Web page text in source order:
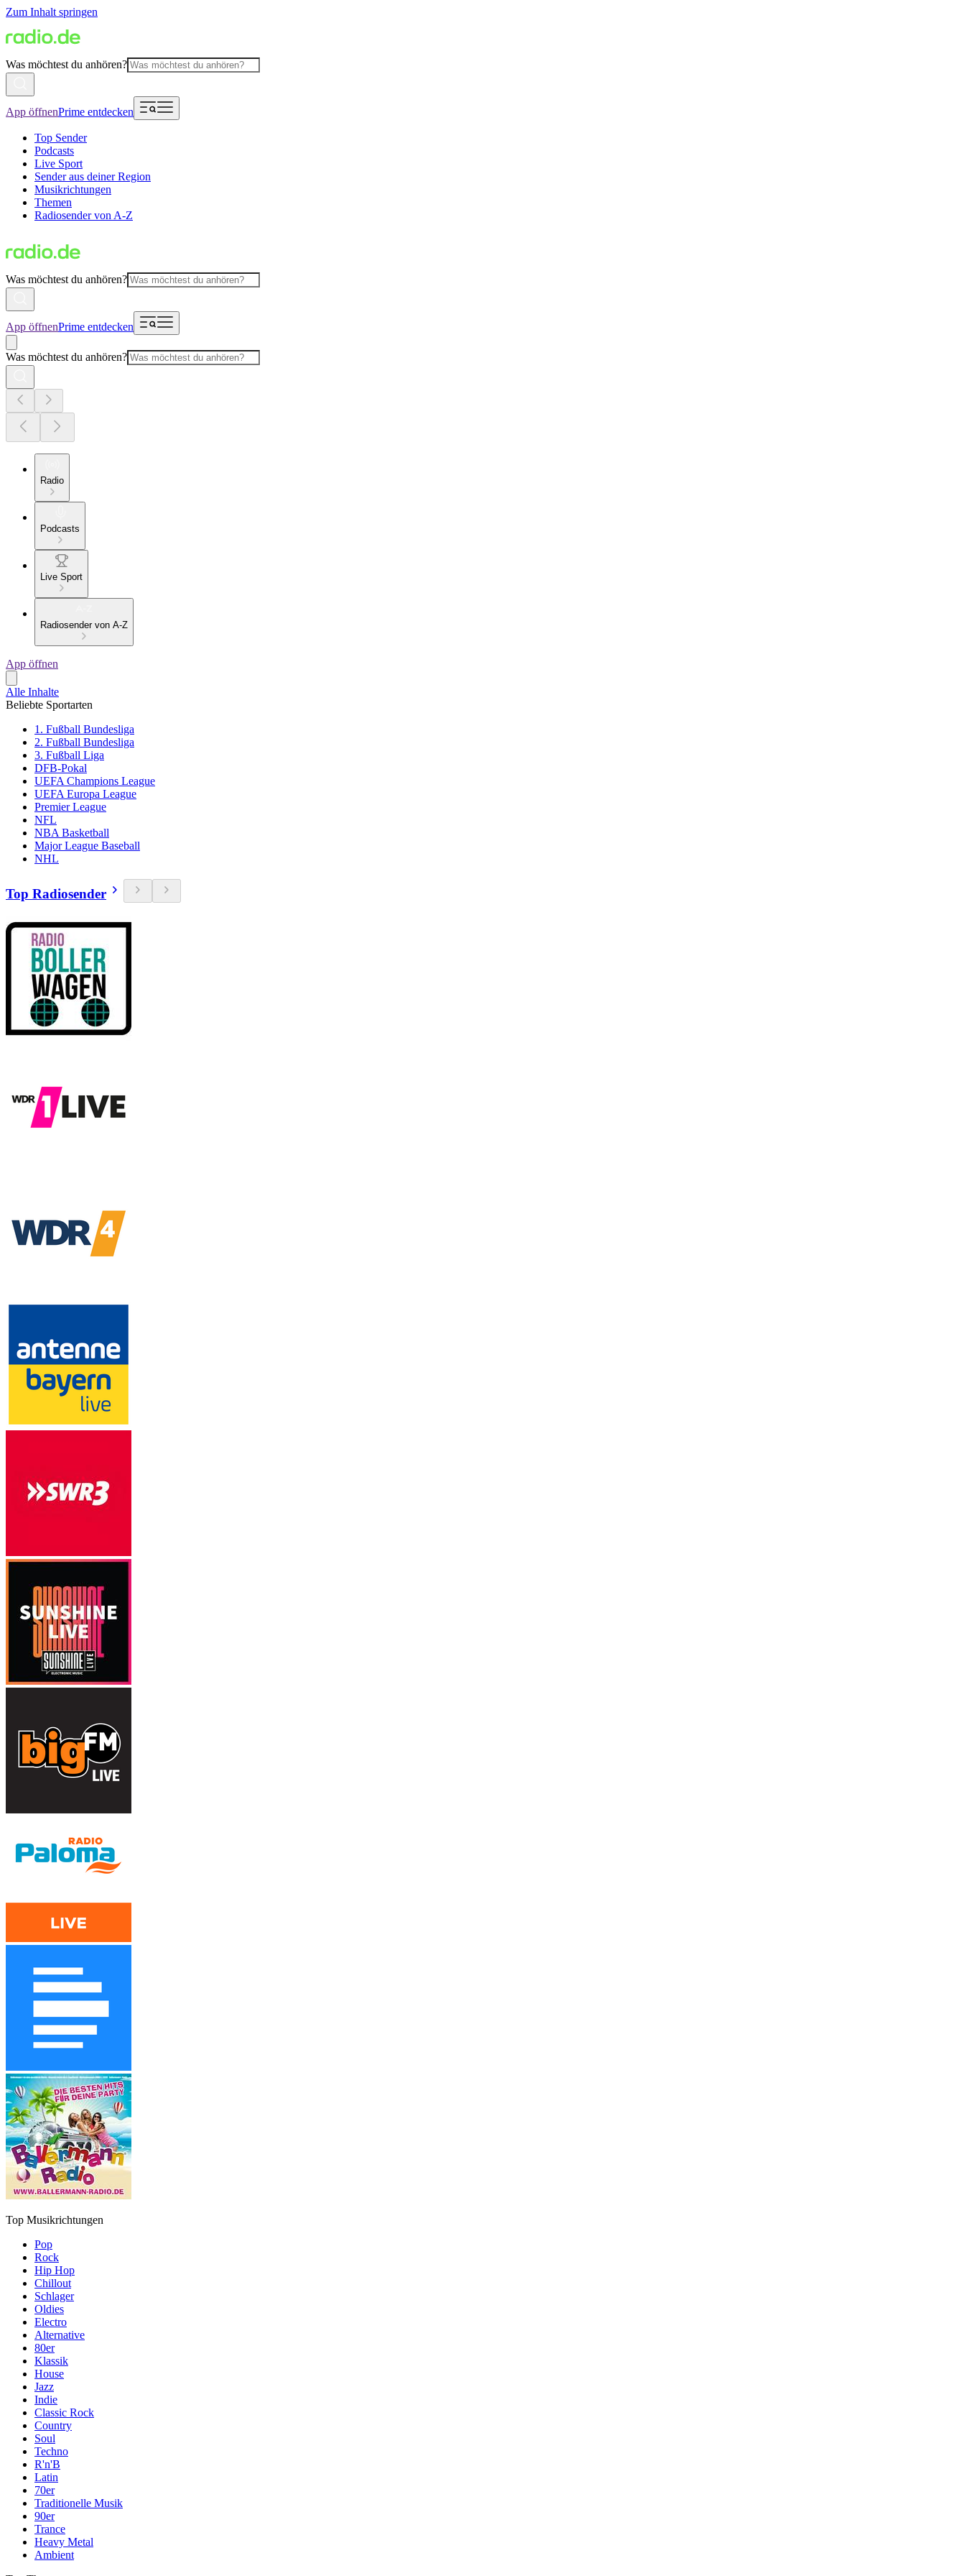
Zum Inhalt springen
Was möchtest du anhören?
App öffnenPrime entdecken
Top Sender
Podcasts
Live Sport
Sender aus deiner Region
Musikrichtungen
Themen
Radiosender von A-Z
Was möchtest du anhören?
App öffnenPrime entdecken
Was möchtest du anhören?
Radio
Podcasts
Live Sport
Radiosender von A-Z
App öffnen
Alle Inhalte
Beliebte Sportarten
1. Fußball Bundesliga
2. Fußball Bundesliga
3. Fußball Liga
DFB-Pokal
UEFA Champions League
UEFA Europa League
Premier League
NFL
NBA Basketball
Major League Baseball
NHL
Top Radiosender
Top Musikrichtungen
Pop
Rock
Hip Hop
Chillout
Schlager
Oldies
Electro
Alternative
80er
Klassik
House
Jazz
Indie
Classic Rock
Country
Soul
Techno
R'n'B
Latin
70er
Traditionelle Musik
90er
Trance
Heavy Metal
Ambient